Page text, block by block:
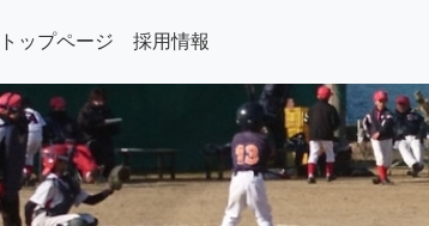
トップページ 採用情報